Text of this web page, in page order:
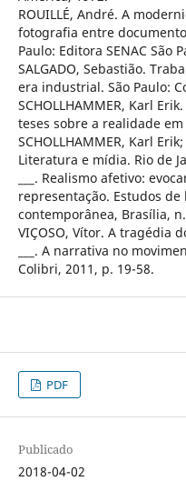
ROUILLÉ, André. A
fotografia entre
Paulo: Editora SENAC São
SALGADO, Sebastião.
era industrial. São Paulo:
SCHOLLHAMMER, Karl
teses sobre a realidade
SCHOLLHAMMER, Karl
Literatura e mídia. Rio de
___. Realismo afetivo:
representação. Estudos
contemporânea, Brasília,
VIÇOSO, Vítor. A tragédia
___. A narrativa no
Colibri, 2011, p. 19-58.
PDF
Publicado
2018-04-02